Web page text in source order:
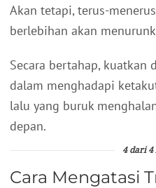
Akan tetapi, terus-
berlebihan akan
Secara bertahap, kuatkan
dalam menghadapi
lalu yang buruk
depan.
4 dari 4
Cara Mengatasi